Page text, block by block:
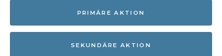
PRIMÄRE AKTION
SEKUNDÄRE AKTION